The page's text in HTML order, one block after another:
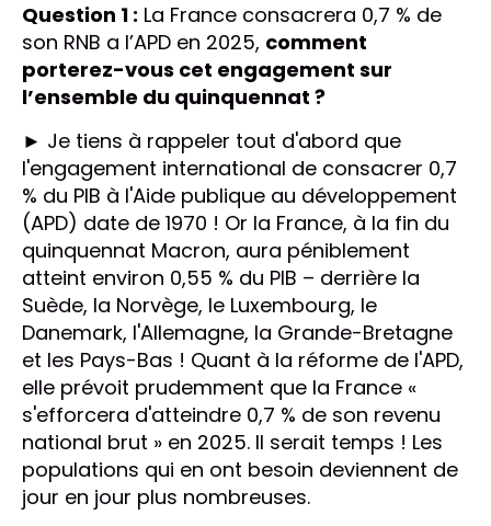
Question 1 : La France consacrera 0,7 % de
son RNB a l’APD en 2025, comment
porterez-vous cet engagement sur
l’ensemble du quinquennat ?
► Je tiens à rappeler tout d'abord que
l'engagement international de consacrer 0,7
% du PIB à l'Aide publique au développement
(APD) date de 1970 ! Or la France, à la fin du
quinquennat Macron, aura péniblement
atteint environ 0,55 % du PIB – derrière la
Suède, la Norvège, le Luxembourg, le
Danemark, l'Allemagne, la Grande-Bretagne
et les Pays-Bas ! Quant à la réforme de l'APD,
elle prévoit prudemment que la France «
s'efforcera d'atteindre 0,7 % de son revenu
national brut » en 2025. Il serait temps ! Les
populations qui en ont besoin deviennent de
jour en jour plus nombreuses.